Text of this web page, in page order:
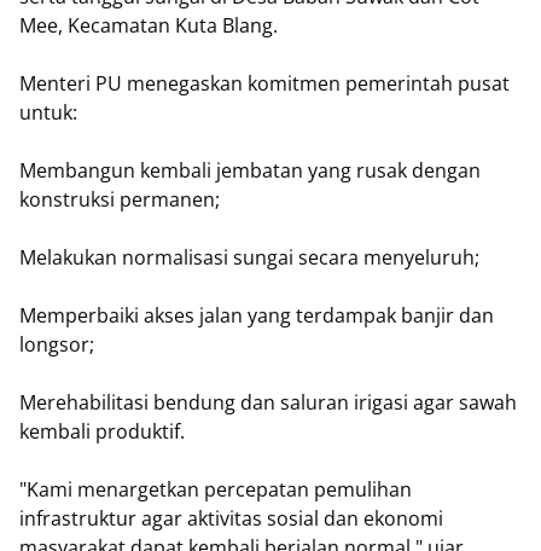
Mee, Kecamatan Kuta Blang.
Menteri PU menegaskan komitmen pemerintah pusat
untuk:
Membangun kembali jembatan yang rusak dengan
konstruksi permanen;
Melakukan normalisasi sungai secara menyeluruh;
Memperbaiki akses jalan yang terdampak banjir dan
longsor;
Merehabilitasi bendung dan saluran irigasi agar sawah
kembali produktif.
"Kami menargetkan percepatan pemulihan
infrastruktur agar aktivitas sosial dan ekonomi